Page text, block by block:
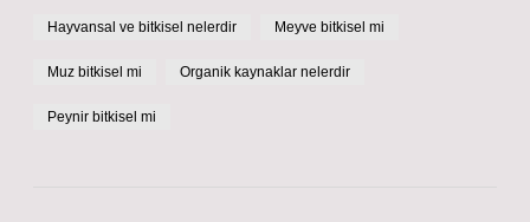
Hayvansal ve bitkisel nelerdir Meyve bitkisel mi
Muz bitkisel mi Organik kaynaklar nelerdir
Peynir bitkisel mi